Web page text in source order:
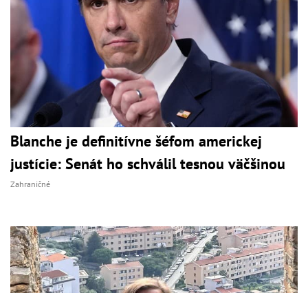
Blanche je definitívne šéfom americkej
justície: Senát ho schválil tesnou väčšinou
Zahraničné